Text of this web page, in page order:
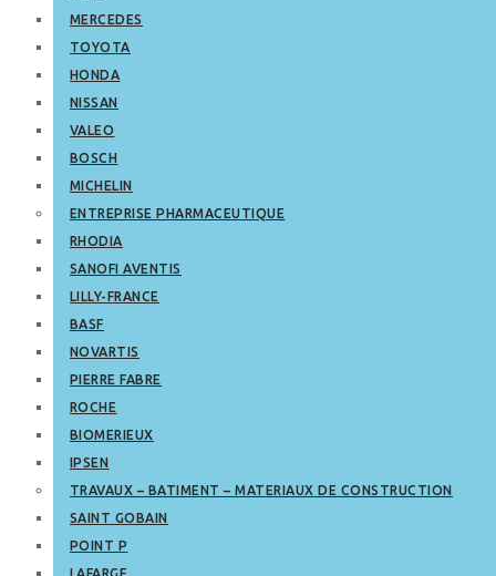
MERCEDES
TOYOTA
HONDA
NISSAN
VALEO
BOSCH
MICHELIN
ENTREPRISE PHARMACEUTIQUE
RHODIA
SANOFI AVENTIS
LILLY-FRANCE
BASF
NOVARTIS
PIERRE FABRE
ROCHE
BIOMERIEUX
IPSEN
TRAVAUX – BATIMENT – MATERIAUX DE CONSTRUCTION
SAINT GOBAIN
POINT P